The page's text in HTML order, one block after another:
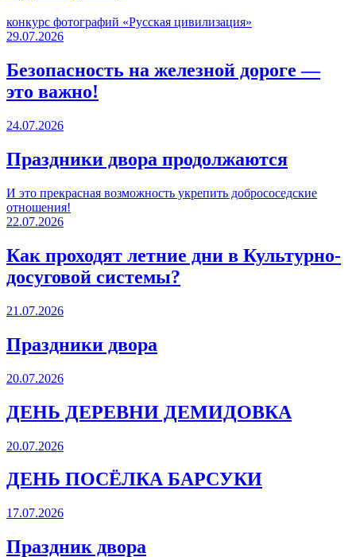
конкурс фотографий «Русская цивилизация»
29.07.2026
Безопасность на железной дороге —
это важно!
24.07.2026
Праздники двора продолжаются
И это прекрасная возможность укрепить добрососедские
отношения!
22.07.2026
Как проходят летние дни в Культурно-
досуговой системы?
21.07.2026
Праздники двора
20.07.2026
ДЕНЬ ДЕРЕВНИ ДЕМИДОВКА
20.07.2026
ДЕНЬ ПОСЁЛКА БАРСУКИ
17.07.2026
Праздник двора